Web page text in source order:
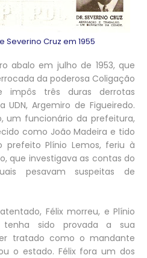
Severino Cruz em 1955
abalo em julho de 1953, que
da poderosa Coligação
impôs três duras derrotas
Argemiro de Figueiredo.
um funcionário da prefeitura,
como João Madeira e tido
Plínio Lemos, feriu à
que investigava as contas do
pesavam suspeitas de
Félix morreu, e Plínio
tenha sido provada a sua
tratado como o mandante
o estado. Félix fora um dos